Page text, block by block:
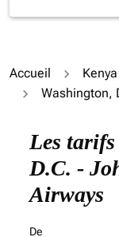
Accueil
Washington,
Les
D.C. -
Airways
De
Essayez de